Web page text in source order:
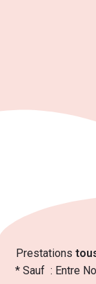
Prestations
* Sauf : Entre